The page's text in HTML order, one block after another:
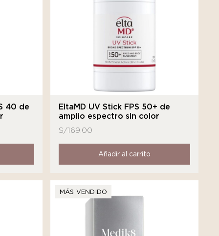
40 de
EltaMD UV Stick FPS 50+ de
amplio espectro sin color
S/169.00
Añadir al carrito
MÁS VENDIDO